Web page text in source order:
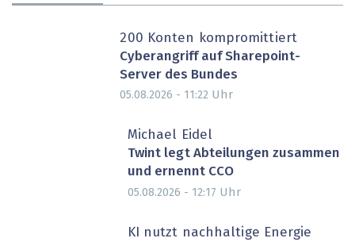
200 Konten kompromittiert
Cyberangriff auf Sharepoint-
Server des Bundes
05.08.2026 - 11:22 Uhr
Michael Eidel
Twint legt Abteilungen zusammen
und ernennt CCO
05.08.2026 - 12:17 Uhr
KI nutzt nachhaltige Energie